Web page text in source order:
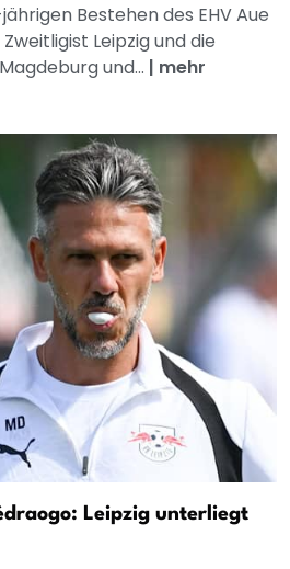
Bestehen des EHV Aue
Leipzig und die
und... | mehr
Leipzig unterliegt